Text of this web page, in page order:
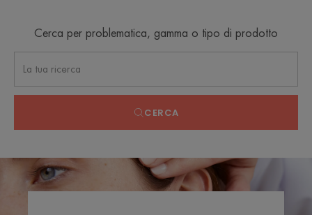
Cerca per problematica, gamma o tipo di prodotto
CERCA